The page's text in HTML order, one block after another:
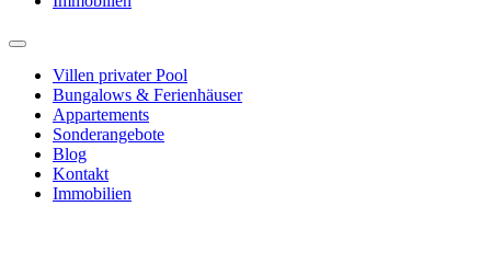
Villen privater Pool
Bungalows & Ferienhäuser
Appartements
Sonderangebote
Blog
Kontakt
Immobilien